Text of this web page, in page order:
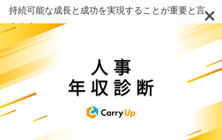
持続可能な成長と成功を実現することが重要と言
えます。
エンジニアのスキルマップとリスキリング
エンジニアのスキルマップは、
分野における従業員のスキルセット
ためのツールです。